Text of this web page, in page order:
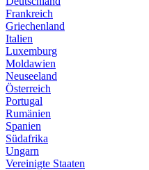
Frankreich
Griechenland
Italien
Luxemburg
Moldawien
Neuseeland
Österreich
Portugal
Rumänien
Spanien
Südafrika
Ungarn
Vereinigte Staaten